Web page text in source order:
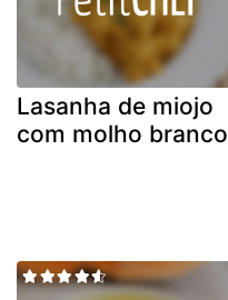
Lasanha de miojo
com molho branco